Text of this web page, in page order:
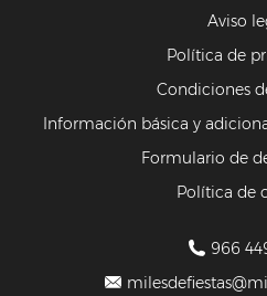
Aviso
Política de
Condiciones
Información básica y
Formulario de
Política de
966